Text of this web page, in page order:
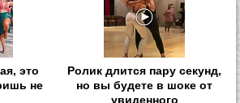
это
не
Ролик длится пару секунд,
но вы будете в шоке от
увиденного